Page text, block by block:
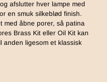
afslutter hver lampe med
en smuk silkeblød finish.
med åbne porer, så patina
Brass Kit eller Oil Kit kan
anden ligesom et klassisk